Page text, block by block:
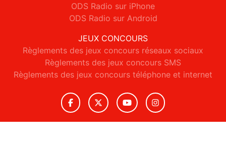
ODS Radio sur iPhone
ODS Radio sur Android
JEUX CONCOURS
Règlements des jeux concours réseaux sociaux
Règlements des jeux concours SMS
Règlements des jeux concours téléphone et internet